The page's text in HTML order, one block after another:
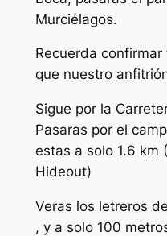
Murciélagos.
Recuerda
que nuestro
Sigue por la
Pasaras por el
estas a solo 1.6 km
Hideout)
Veras los letreros
, y a solo 100